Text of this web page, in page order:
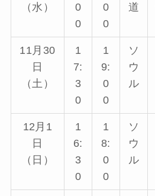
（水）
0
0
0
0
道
11月30
日
（土）
1
7:
3
0
1
9:
0
0
ソ
ウ
ル
12月1
日
（日）
1
6:
3
0
1
8:
0
0
ソ
ウ
ル